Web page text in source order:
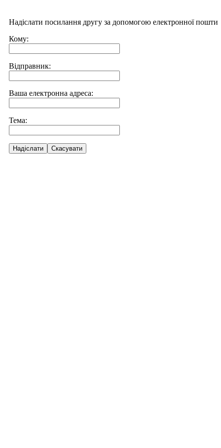
Надіслати посилання другу за допомогою електронної пошти
Кому:
Відправник:
Ваша електронна адреса:
Тема:
Надіслати Скасувати